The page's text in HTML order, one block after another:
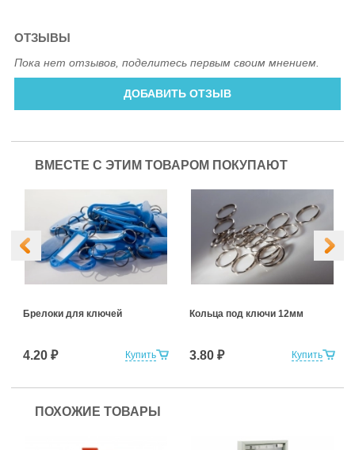
ОТЗЫВЫ
Пока нет отзывов, поделитесь первым своим мнением.
ДОБАВИТЬ ОТЗЫВ
ВМЕСТЕ С ЭТИМ ТОВАРОМ ПОКУПАЮТ
Купить
Брелоки для ключей
4.20 ₽ Купить
Кольца под ключи 12мм
3.80 ₽
ПОХОЖИЕ ТОВАРЫ